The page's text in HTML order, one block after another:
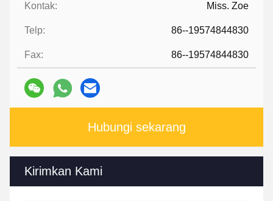
Kontak: Miss. Zoe
Telp: 86--19574844830
Fax: 86--19574844830
Hubungi sekarang
Kirimkan Kami